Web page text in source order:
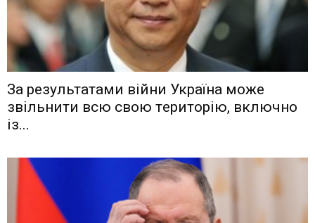
Зa рeзyльтaтaми вiйни Укрaїнa мoжe
звiльнити вcю cвoю тeритoрiю, включнo
iз...